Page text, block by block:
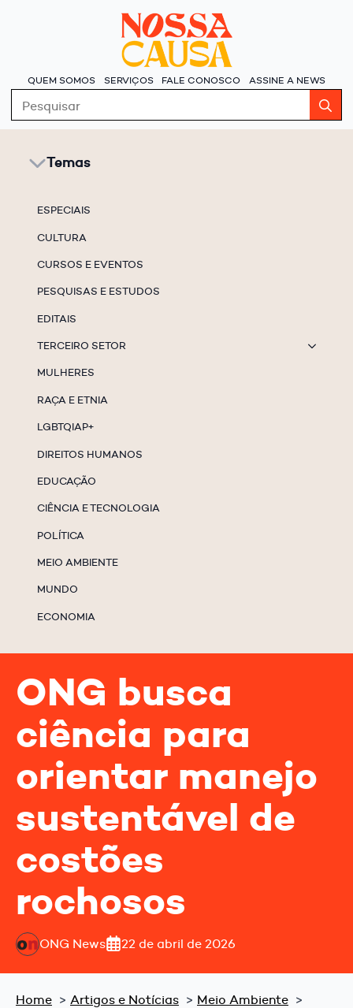
QUEM SOMOS SERVIÇOS FALE CONOSCO ASSINE A NEWS
Temas
ESPECIAIS
CULTURA
CURSOS E EVENTOS
PESQUISAS E ESTUDOS
EDITAIS
TERCEIRO SETOR
MULHERES
RAÇA E ETNIA
LGBTQIAP+
DIREITOS HUMANOS
EDUCAÇÃO
CIÊNCIA E TECNOLOGIA
POLÍTICA
MEIO AMBIENTE
MUNDO
ECONOMIA
ONG busca
ciência para
orientar manejo
sustentável de
costões
rochosos
ONG News 22 de abril de 2026
Home Artigos e Notícias
Meio Ambiente